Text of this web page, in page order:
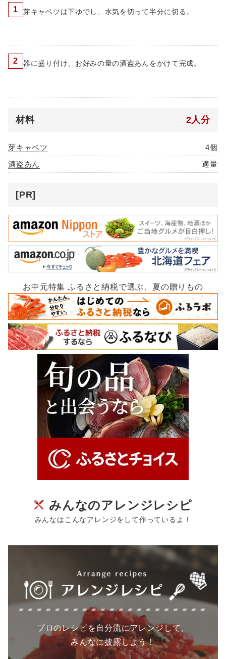
1 芽キャベツは下ゆでし、水気を切って半分に切る。
2 器に盛り付け、お好みの量の酒盗あんをかけて完成。
材料 2人分
芽キャベツ
4個
酒盗あん
適量
[PR]
お中元特集 ふるさと納税で選ぶ、夏の贈りもの
みんなのアレンジレシピ
みんなはこんなアレンジをして作っているよ！
プロのレシピを自分流にアレンジして、
みんなに披露しよう！